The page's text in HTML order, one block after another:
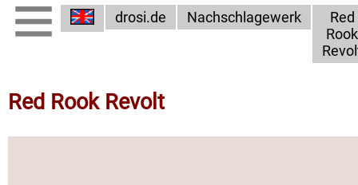
drosi.de Nachschlagewerk
Red
Rook
Red Rook Revolt